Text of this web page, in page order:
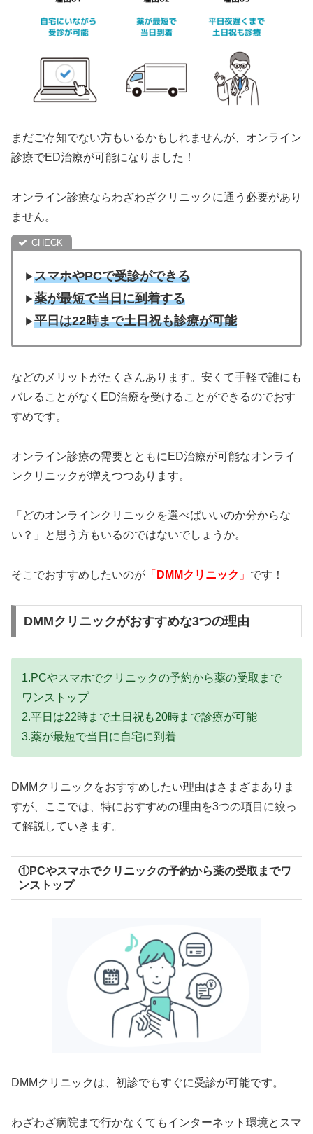
まだご存知でない方もいるかもしれませんが、オンライン
診療でED治療が可能になりました！
オンライン診療ならわざわざクリニックに通う必要があり
ません。
▶︎スマホやPCで受診ができる
▶︎薬が最短で当日に到着する
▶︎平日は22時まで土日祝も診療が可能
などのメリットがたくさんあります。安くて手軽で誰にも
バレることがなくED治療を受けることができるのでおす
すめです。
オンライン診療の需要とともにED治療が可能なオンライ
ンクリニックが増えつつあります。
「どのオンラインクリニックを選べばいいのか分からな
い？」と思う方もいるのではないでしょうか。
そこでおすすめしたいのが 「 DMMクリニック 」 です！
DMMクリニックがおすすめな3つの理由
1.PCやスマホでクリニックの予約から薬の受取まで
ワンストップ
2.平日は22時まで土日祝も20時まで診療が可能
3.薬が最短で当日に自宅に到着
DMMクリニックをおすすめしたい理由はさまざまありま
すが、ここでは、特におすすめの理由を3つの項目に絞っ
て解説していきます。
①PCやスマホでクリニックの予約から薬の受取までワ
ンストップ
DMMクリニックは、初診でもすぐに受診が可能です。
わざわざ病院まで行かなくてもインターネット環境とスマ